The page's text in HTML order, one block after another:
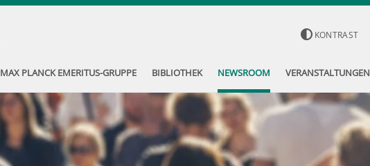
KONTRAST
MAX PLANCK EMERITUS-GRUPPE BIBLIOTHEK NEWSROOM VERANSTALTUNGEN